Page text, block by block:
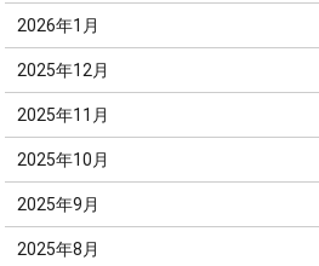
2026年1月
2025年12月
2025年11月
2025年10月
2025年9月
2025年8月